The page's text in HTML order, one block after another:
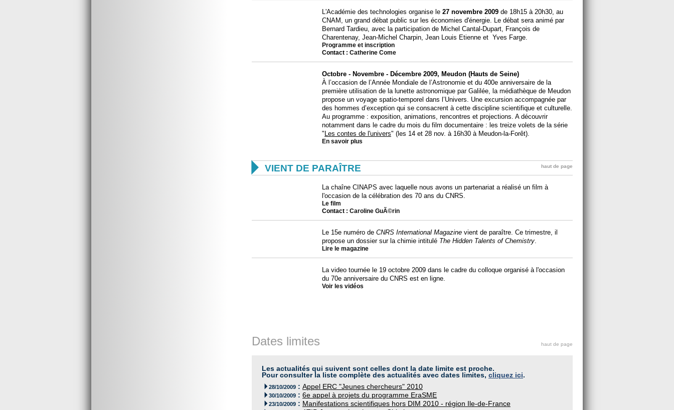
L'Académie des technologies organise le 27 novembre 2009 de 18h15 à 20h30, au
CNAM, un grand débat public sur les économies d'énergie. Le débat sera animé par
Bernard Tardieu, avec la participation de Michel Cantal-Dupart, François de
Charentenay, Jean-Michel Charpin, Jean Louis Etienne et Yves Farge.
Programme et inscription
Contact : Catherine Come
Octobre - Novembre - Décembre 2009, Meudon (Hauts de Seine)
À l’occasion de l’Année Mondiale de l’Astronomie et du 400e anniversaire de la
première utilisation de la lunette astronomique par Galilée, la médiathèque de Meudon
propose un voyage spatio-temporel dans l’Univers. Une excursion accompagnée par
des hommes d’exception qui se consacrent à cette discipline scientifique et culturelle.
Au programme : exposition, animations, rencontres et projections. A découvrir
notamment dans le cadre du mois du film documentaire : les treize volets de la série
" Les contes de l'univers" (les 14 et 28 nov. à 16h30 à Meudon-la-Forêt).
En savoir plus
 VIENT DE PARAÎTRE haut de page
La chaîne CINAPS avec laquelle nous avons un partenariat a réalisé un film à
l'occasion de la célébration des 70 ans du CNRS.
Le film
Contact : Caroline GuÃ©rin
Le 15e numéro de CNRS International Magazine vient de paraître. Ce trimestre, il
propose un dossier sur la chimie intitulé The Hidden Talents of Chemistry.
Lire le magazine
La video tournée le 19 octobre 2009 dans le cadre du colloque organisé à l'occasion
du 70e anniversaire du CNRS est en ligne.
Voir les vidéos
Dates limites haut de page
Les actualités qui suivent sont celles dont la date limite est proche.
Pour consulter la liste complète des actualités avec dates limites, cliquez ici.
28/10/2009 : Appel ERC "Jeunes chercheurs" 2010
30/10/2009 : 6e appel à projets du programme EraSME
23/10/2009 : Manifestations scientifiques hors DIM 2010 - région Ile-de-France